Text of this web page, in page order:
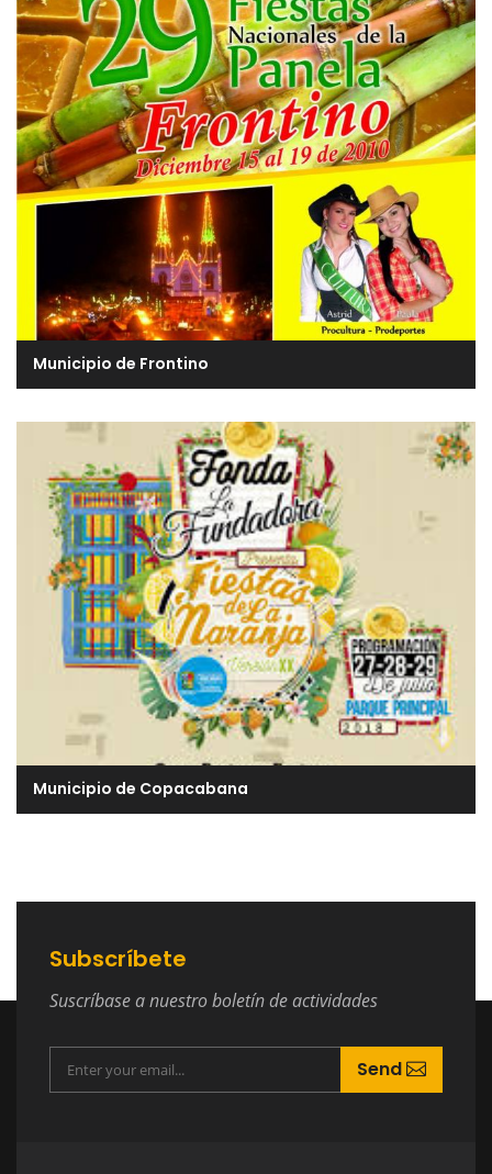
Municipio de Frontino
Municipio de Copacabana
Subscríbete
Suscríbase a nuestro boletín de actividades
Send